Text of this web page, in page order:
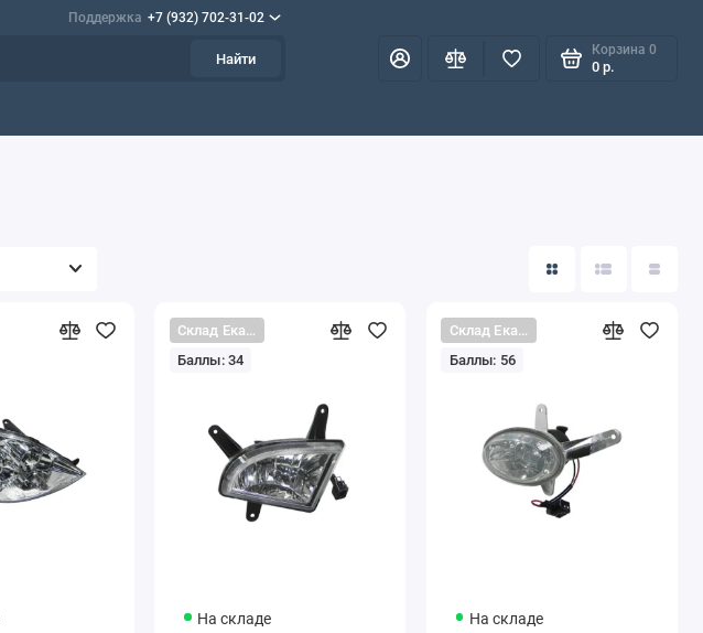
Поддержка +7 (932) 702-31-02
Найти
Корзина 0
0 р.
Склад Екатеринбург
Баллы: 34
На складе
Склад Екатеринбург
Баллы: 56
На складе